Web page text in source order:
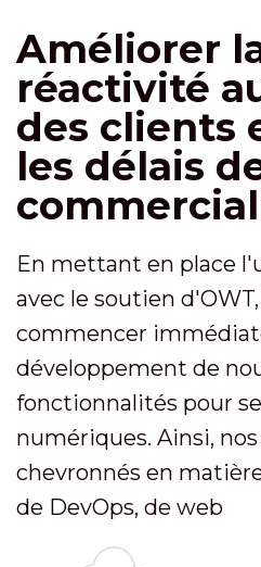
Améliorer
réactivité
des clients
les délais
En mettant en place
avec le soutien
commencer
développement de
fonctionnalités pour
numériques. Ainsi,
chevronnés en
de DevOps, de web